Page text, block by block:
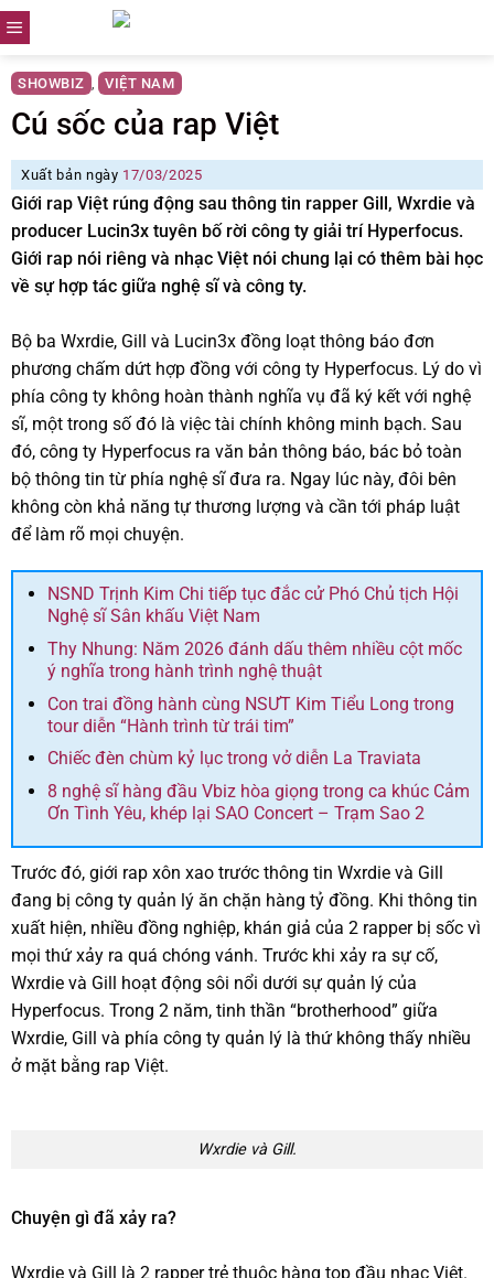
Skip
to
content
SHOWBIZ , VIỆT NAM
Cú sốc của rap Việt
Xuất bản ngày 17/03/2025
Giới rap Việt rúng động sau thông tin rapper Gill, Wxrdie và
producer Lucin3x tuyên bố rời công ty giải trí Hyperfocus.
Giới rap nói riêng và nhạc Việt nói chung lại có thêm bài học
về sự hợp tác giữa nghệ sĩ và công ty.
Bộ ba Wxrdie, Gill và Lucin3x đồng loạt thông báo đơn
phương chấm dứt hợp đồng với công ty Hyperfocus. Lý do vì
phía công ty không hoàn thành nghĩa vụ đã ký kết với nghệ
sĩ, một trong số đó là việc tài chính không minh bạch. Sau
đó, công ty Hyperfocus ra văn bản thông báo, bác bỏ toàn
bộ thông tin từ phía nghệ sĩ đưa ra. Ngay lúc này, đôi bên
không còn khả năng tự thương lượng và cần tới pháp luật
để làm rõ mọi chuyện.
NSND Trịnh Kim Chi tiếp tục đắc cử Phó Chủ tịch Hội
Nghệ sĩ Sân khấu Việt Nam
Thy Nhung: Năm 2026 đánh dấu thêm nhiều cột mốc
ý nghĩa trong hành trình nghệ thuật
Con trai đồng hành cùng NSƯT Kim Tiểu Long trong
tour diễn “Hành trình từ trái tim”
Chiếc đèn chùm kỷ lục trong vở diễn La Traviata
8 nghệ sĩ hàng đầu Vbiz hòa giọng trong ca khúc Cảm
Ơn Tình Yêu, khép lại SAO Concert – Trạm Sao 2
Trước đó, giới rap xôn xao trước thông tin Wxrdie và Gill
đang bị công ty quản lý ăn chặn hàng tỷ đồng. Khi thông tin
xuất hiện, nhiều đồng nghiệp, khán giả của 2 rapper bị sốc vì
mọi thứ xảy ra quá chóng vánh. Trước khi xảy ra sự cố,
Wxrdie và Gill hoạt động sôi nổi dưới sự quản lý của
Hyperfocus. Trong 2 năm, tinh thần “brotherhood” giữa
Wxrdie, Gill và phía công ty quản lý là thứ không thấy nhiều
ở mặt bằng rap Việt.
Wxrdie và Gill.
Chuyện gì đã xảy ra?
Wxrdie và Gill là 2 rapper trẻ thuộc hàng top đầu nhạc Việt.